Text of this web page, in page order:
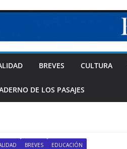
BREVES CULTURA
DE LOS PASAJES
BREVES EDUCACIÓN